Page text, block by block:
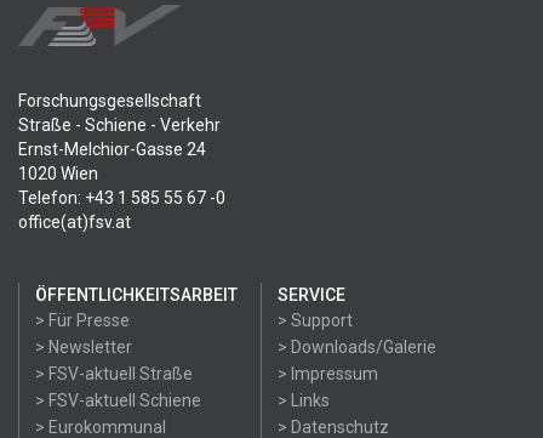
Forschungsgesellschaft
Straße - Schiene - Verkehr
Ernst-Melchior-Gasse 24
1020 Wien
Telefon: +43 1 585 55 67 -0
office(at)fsv.at
ÖFFENTLICHKEITSARBEIT
> Für Presse
> Newsletter
> FSV-aktuell Straße
> FSV-aktuell Schiene
> Eurokommunal
SERVICE
> Support
> Downloads/Galerie
> Impressum
> Links
> Datenschutz